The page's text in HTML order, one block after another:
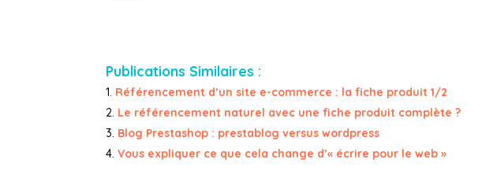
Publications Similaires :
Référencement d’un site e-commerce : la fiche produit 1/2
Le référencement naturel avec une fiche produit complète ?
Blog Prestashop : prestablog versus wordpress
Vous expliquer ce que cela change d’« écrire pour le web »